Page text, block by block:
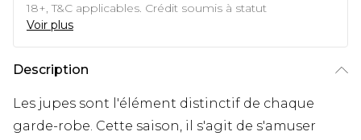
18+, T&C applicables. Crédit soumis à statut
Voir plus
Description
Les jupes sont l'élément distinctif de chaque
garde-robe. Cette saison, il s'agit de s'amuser